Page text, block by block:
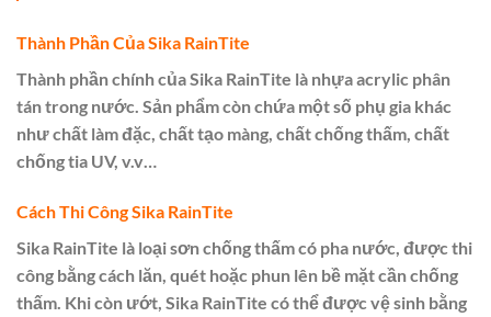
Thành Phần Của Sika RainTite
Thành phần chính của Sika RainTite là nhựa acrylic phân
tán trong nước. Sản phẩm còn chứa một số phụ gia khác
như chất làm đặc, chất tạo màng, chất chống thấm, chất
chống tia UV, v.v…
Cách Thi Công Sika RainTite
Sika RainTite là loại sơn chống thấm có pha nước, được thi
công bằng cách lăn, quét hoặc phun lên bề mặt cần chống
thấm. Khi còn ướt, Sika RainTite có thể được vệ sinh bằng